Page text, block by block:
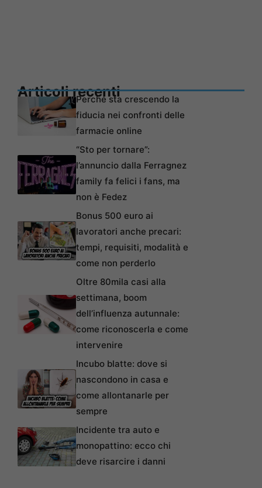
Articoli recentiPerché sta crescendo la
fiducia nei confronti delle
farmacie online
“Sto per tornare”:
l’annuncio dalla Ferragnez
family fa felici i fans, ma
non è Fedez
Bonus 500 euro ai
lavoratori anche precari:
tempi, requisiti, modalità e
come non perderlo
Oltre 80mila casi alla
settimana, boom
dell’influenza autunnale:
come riconoscerla e come
intervenire
Incubo blatte: dove si
nascondono in casa e
come allontanarle per
sempre
Incidente tra auto e
monopattino: ecco chi
deve risarcire i danni